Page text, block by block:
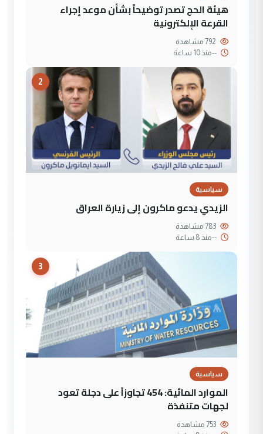
هيئة الحج تصدر توضيحاً بشأن موعد إجراء
القرعة الإلكترونية
--منذ 10 ساعة
2
سياسية
الزيدي يدعو ماكرون إلى زيارة العراق
--منذ 8 ساعة
3
سياسية
الموارد المائية: 454 تجاوزاً على دجلة تعود
لجهات متنفذة